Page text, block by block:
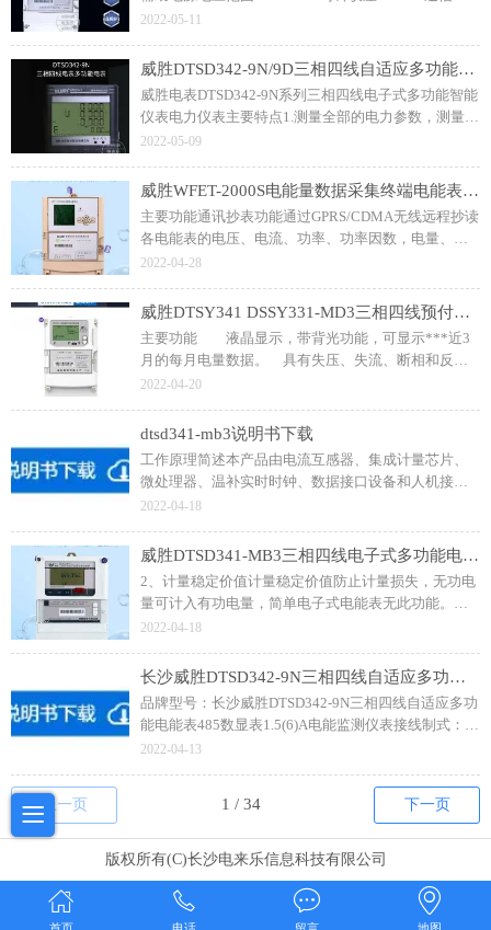
议 DL/T645-2007及其备案文件外形尺寸 长×宽×厚：
2022-05-11
威胜DTSD342-9N/9D三相四线自适应多功能电能表 配电监测显示仪表
威胜电表DTSD342-9N系列三相四线电子式多功能智能
仪表电力仪表主要特点1.测量全部的电力参数，测量/
计量精度高2.具备开关量输入输出功能，监控电力开关
2022-05-09
威胜WFET-2000S电能量数据采集终端电能表管理终端电站专用采集器
主要功能通讯抄表功能通过GPRS/CDMA无线远程抄读
各电能表的电压、电流、功率、功率因数，电量、需
量等参数；可接64台电表。终端维护终端可通过本地
份与升级维护。
2022-04-28
威胜DTSY341 DSSY331-MD3三相四线预付费电表
主要功能 液晶显示，带背光功能，可显示***近3
月的每月电量数据。 具有失压、失流、断相和反相
等故障报警和的事件记录功能。
2022-04-20
dtsd341-mb3说明书下载
工作原理简述本产品由电流互感器、集成计量芯片、
微处理器、温补实时时钟、数据接口设备和人机接口
设备组成。
2022-04-18
威胜DTSD341-MB3三相四线电子式多功能电能表
2、计量稳定价值计量稳定价值防止计量损失，无功电
量可计入有功电量，简单电子式电能表无此功能。通
过RS-485通讯抄表，可抄读各项电量数据，测量参
截取电量；
2022-04-18
长沙威胜DTSD342-9N三相四线自适应多功能电能表485数显表1.5(6)A电能监测仪表
品牌型号：长沙威胜DTSD342-9N三相四线自适应多功
能电能表485数显表1.5(6)A电能监测仪表接线制式：三
相四线制电流规格：3×1.5(6)A频率：50HZ通讯协议：
2022-04-13
上一页 下一页
版权所有(C)长沙电来乐信息科技有限公司